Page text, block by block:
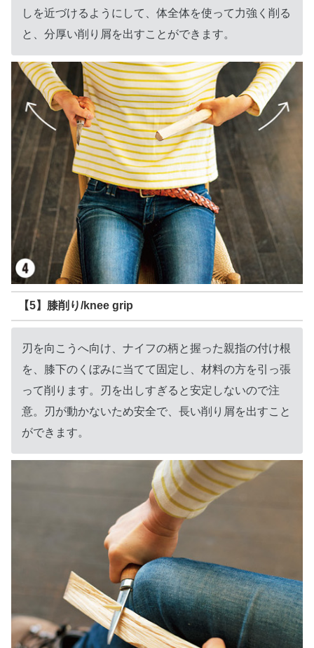
しを近づけるようにして、体全体を使って力強く削る
と、分厚い削り屑を出すことができます。
【5】膝削り/knee grip
刃を向こうへ向け、ナイフの柄と握った親指の付け根
を、膝下のくぼみに当てて固定し、材料の方を引っ張
って削ります。刃を出しすぎると安定しないので注
意。刃が動かないため安全で、長い削り屑を出すこと
ができます。